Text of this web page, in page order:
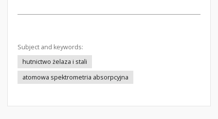
Subject and keywords:
hutnictwo żelaza i stali
atomowa spektrometria absorpcyjna